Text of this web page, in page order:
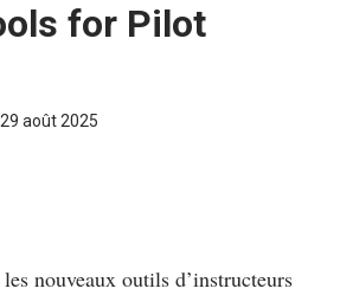
for Pilot
29 août 2025
nouveaux outils d’instructeurs